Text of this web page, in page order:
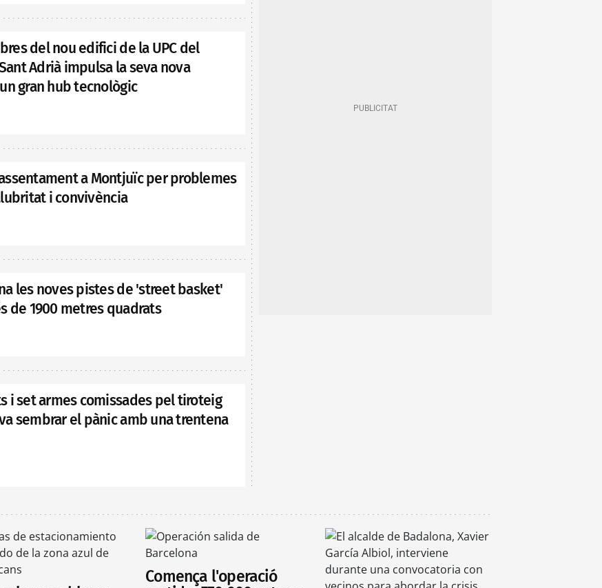
del nou edifici de la UPC del
Adrià impulsa la seva nova
gran hub tecnològic
a Montjuïc per problemes
i convivència
les noves pistes de 'street basket'
de 1900 metres quadrats
i set armes comissades pel tiroteig
sembrar el pànic amb una trentena
Comença l'operació